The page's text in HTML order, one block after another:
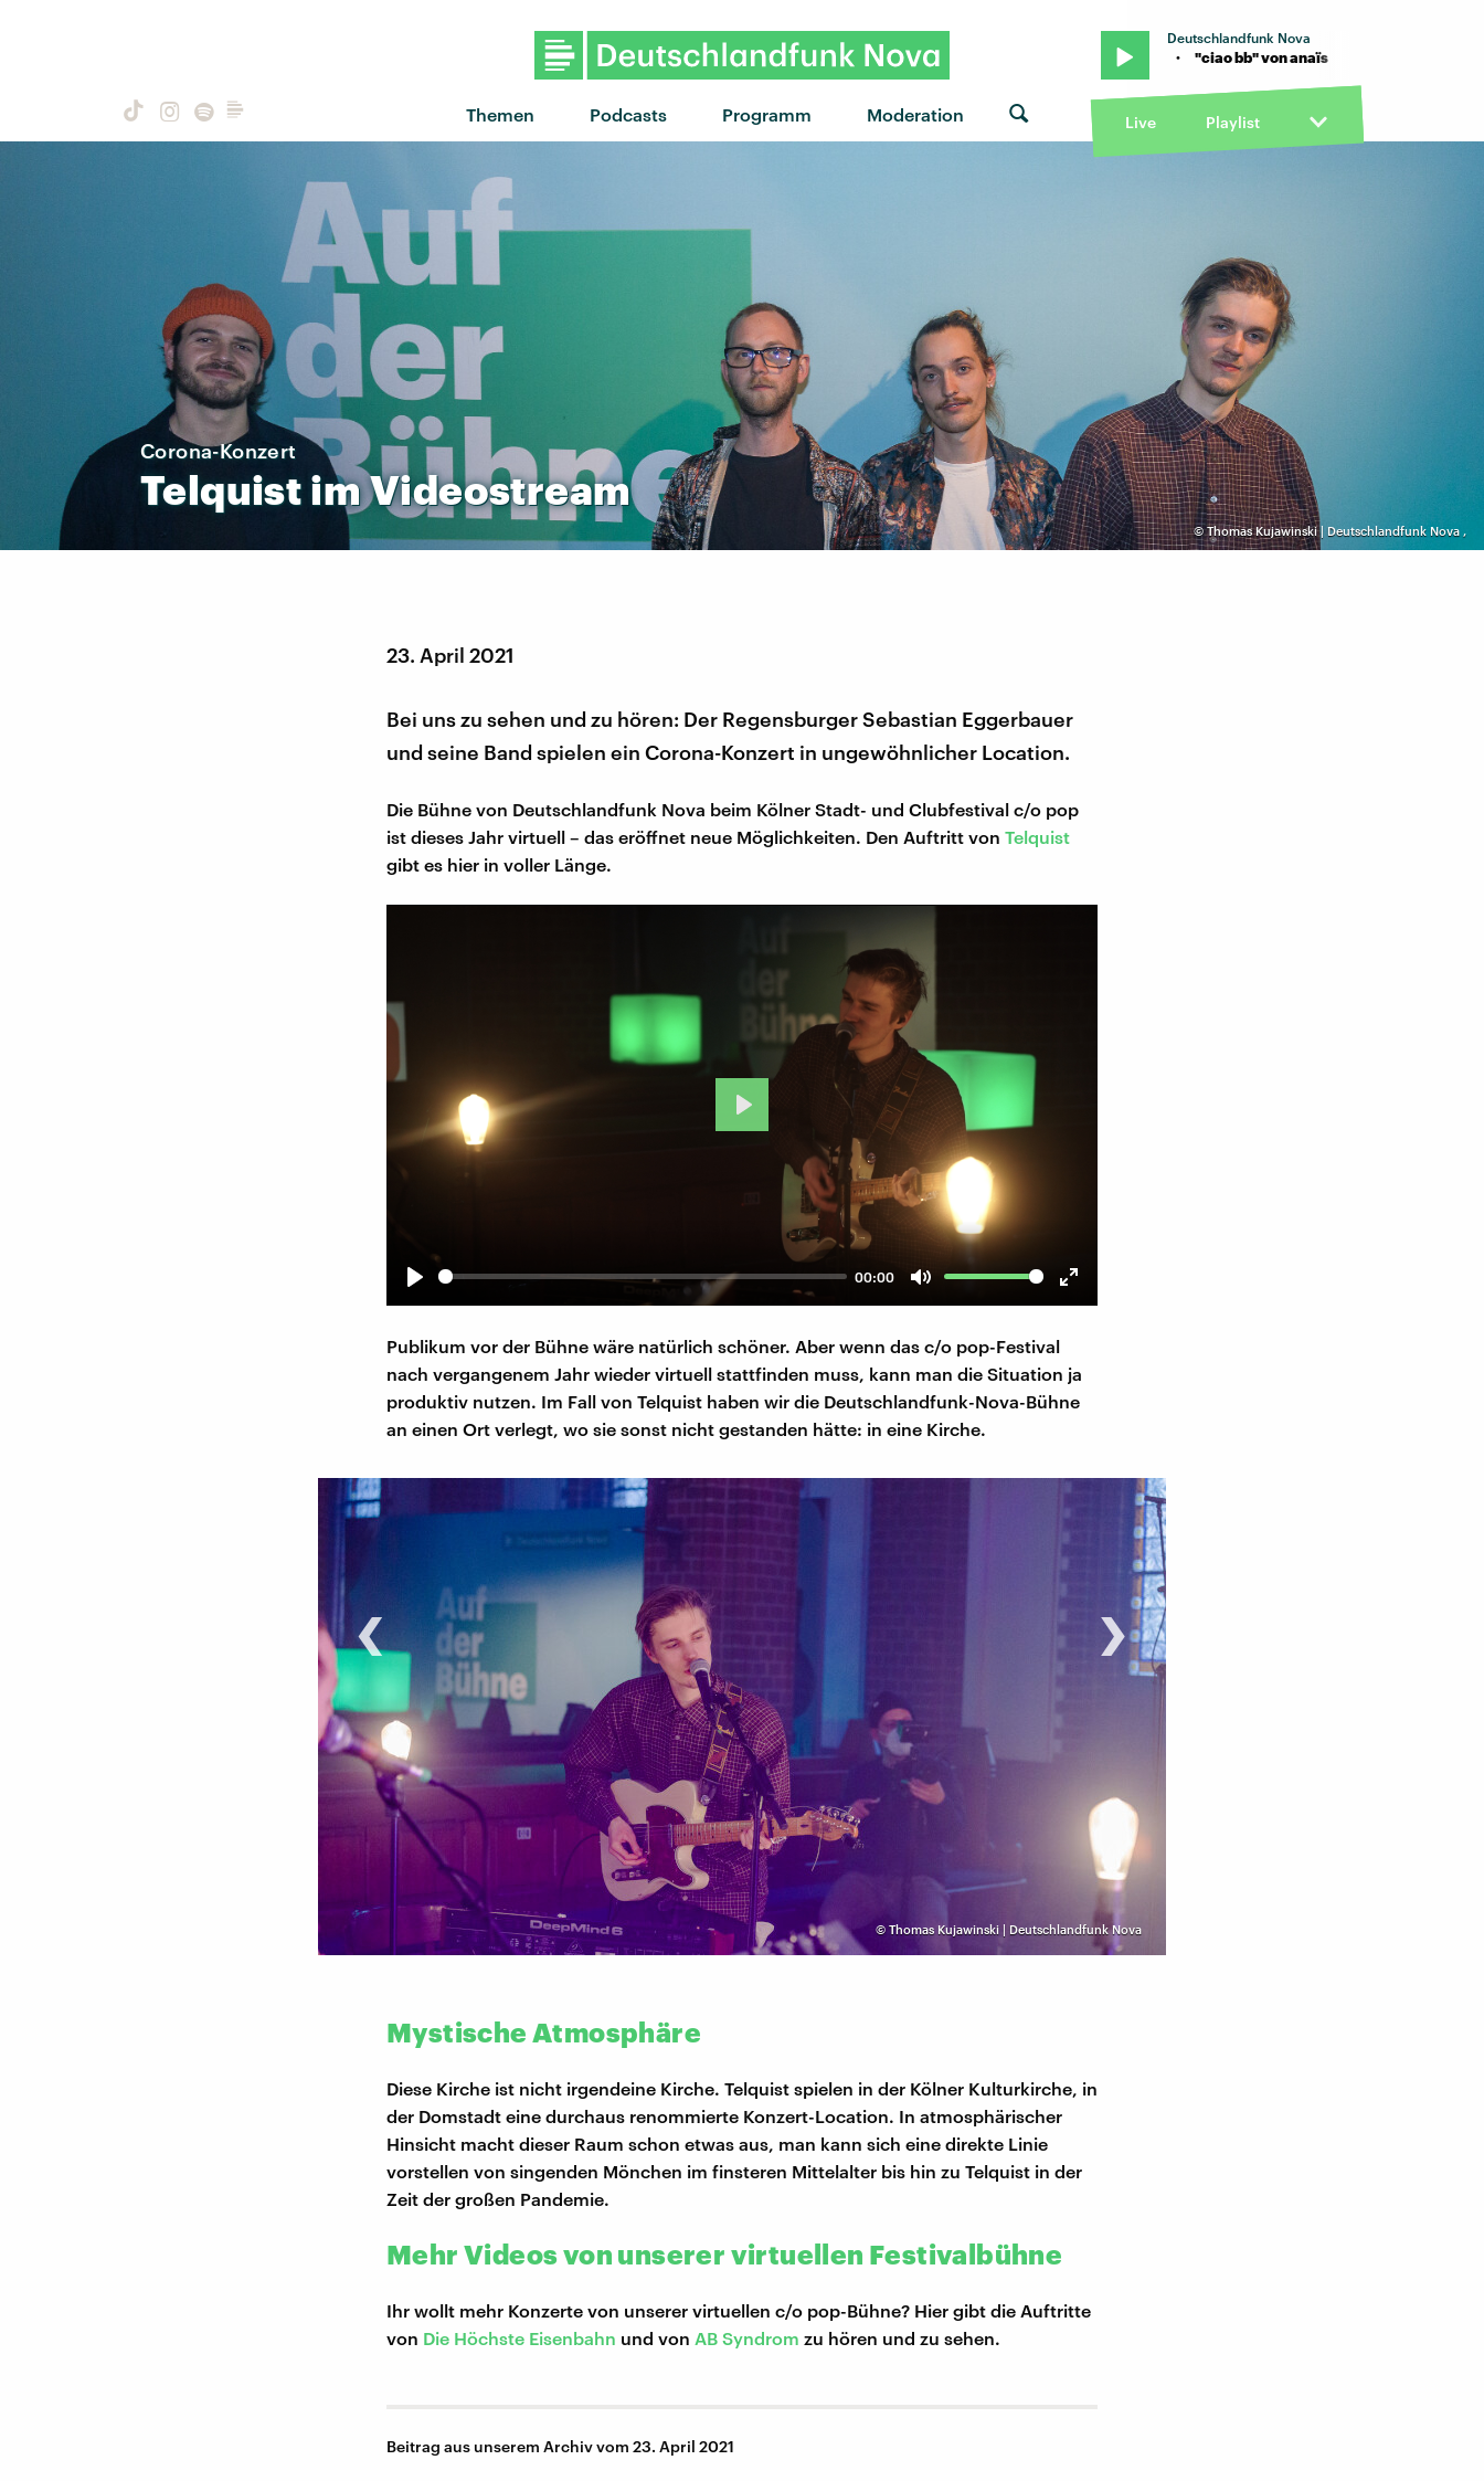
Themen Podcasts Programm Moderation
Deutschlandfunk Nova
"ciao bb" von anaïs · "ciao bb" von anaïs · "ciao bb" von anaïs
Live Playlist
©Thomas Kujawinski | Deutschlandfunk Nova,
Corona-Konzert
Telquist imVideostream
23. April 2021
Bei uns zu sehen und zu hören: Der Regensburger Sebastian Eggerbauer
und seine Band spielen ein Corona-Konzert in ungewöhnlicher Location.
Die Bühne von Deutschlandfunk Nova beim Kölner Stadt- und Clubfestival c/o pop
ist dieses Jahr virtuell – das eröffnet neue Möglichkeiten. Den Auftritt von Telquist
gibt es hier in voller Länge.
Play
00:00
Mute
Enter
Play
Publikum vor der Bühne wäre natürlich schöner. Aber wenn das c/o pop-Festival
nach vergangenem Jahr wieder virtuell stattfinden muss, kann man die Situation ja
produktiv nutzen. Im Fall von Telquist haben wir die Deutschlandfunk-Nova-Bühne
an einen Ort verlegt, wo sie sonst nicht gestanden hätte: in eine Kirche.
© Thomas Kujawinski | Deutschlandfunk Nova
‹ ›
Mystische Atmosphäre
Diese Kirche ist nicht irgendeine Kirche. Telquist spielen in der Kölner Kulturkirche, in
der Domstadt eine durchaus renommierte Konzert-Location. In atmosphärischer
Hinsicht macht dieser Raum schon etwas aus, man kann sich eine direkte Linie
vorstellen von singenden Mönchen im finsteren Mittelalter bis hin zu Telquist in der
Zeit der großen Pandemie.
Mehr Videos von unserer virtuellen Festivalbühne
Ihr wollt mehr Konzerte von unserer virtuellen c/o pop-Bühne? Hier gibt die Auftritte
von Die Höchste Eisenbahn und von AB Syndrom zu hören und zu sehen.
Beitrag aus unserem Archiv vom 23. April 2021